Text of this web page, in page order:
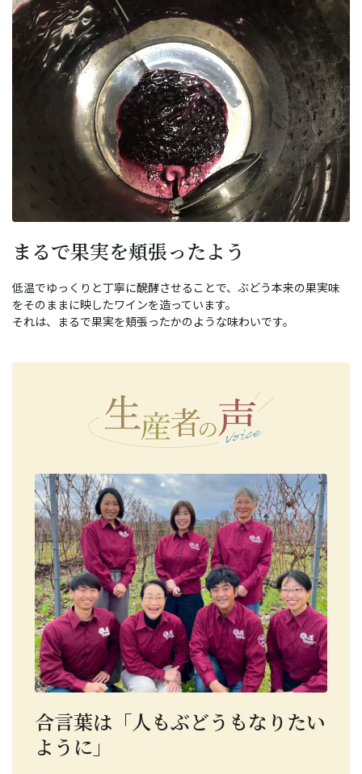
まるで果実を頬張ったよう
低温でゆっくりと丁寧に醗酵させることで、ぶどう本来の果実味
をそのままに映したワインを造っています。
それは、まるで果実を頬張ったかのような味わいです。
合言葉は「人もぶどうもなりたい
ように」